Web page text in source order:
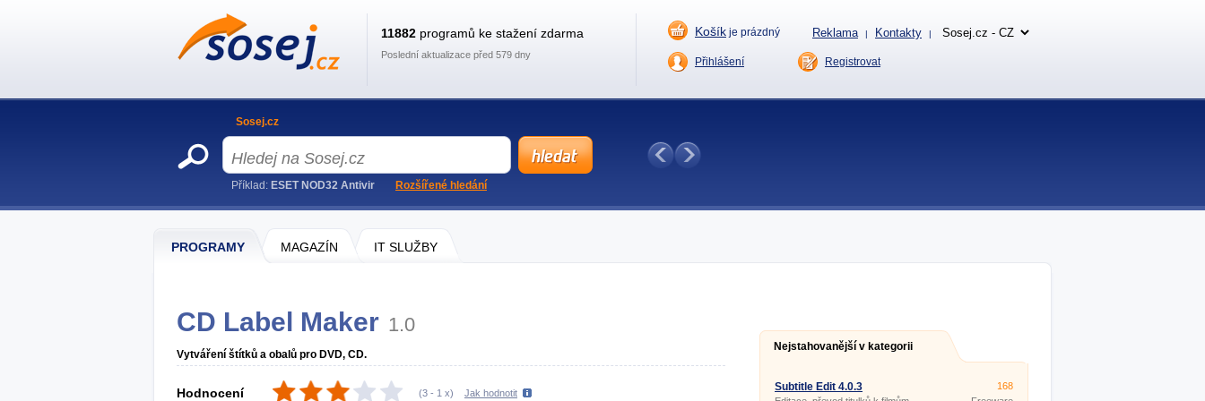
PROGRAMY MAGAZÍN IT SLUŽBY
CD Label Maker 1.0
Vytváření štítků a obalů pro DVD, CD.
Hodnocení (3 - 1 x) Jak hodnotit
Nejstahovanější v kategorii
Subtitle Edit 4.0.3
168
11882 programů ke stažení zdarma
Poslední aktualizace před 579 dny
Košík je prázdný Reklama | Kontakty |
Přihlášení Registrovat
Sosej.cz
Příklad: ESET NOD32 Antivir Rozšířené hledání